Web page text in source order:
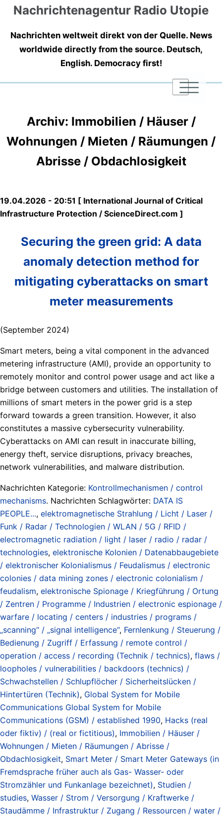
Nachrichtenagentur Radio Utopie
Nachrichten weltweit direkt von der Quelle. News
worldwide directly from the source. Deutsch,
English. Democracy first!
|
|
|
Archiv: Immobilien / Häuser /
Wohnungen / Mieten / Räumungen /
Abrisse / Obdachlosigkeit
19.04.2026 - 20:51 [ International Journal of Critical
Infrastructure Protection / ScienceDirect.com ]
Securing the green grid: A data
anomaly detection method for
mitigating cyberattacks on smart
meter measurements
(September 2024)
Smart meters, being a vital component in the advanced
metering infrastructure (AMI), provide an opportunity to
remotely monitor and control power usage and act like a
bridge between customers and utilities. The installation of
millions of smart meters in the power grid is a step
forward towards a green transition. However, it also
constitutes a massive cybersecurity vulnerability.
Cyberattacks on AMI can result in inaccurate billing,
energy theft, service disruptions, privacy breaches,
network vulnerabilities, and malware distribution.
Nachrichten Kategorie: Kontrollmechanismen / control
mechanisms. Nachrichten Schlagwörter: DATA IS
PEOPLE..., elektromagnetische Strahlung / Licht / Laser /
Funk / Radar / Technologien / WLAN / 5G / RFID /
electromagnetic radiation / light / laser / radio / radar /
technologies, elektronische Kolonien / Datenabbaugebiete
/ elektronischer Kolonialismus / Feudalismus / electronic
colonies / data mining zones / electronic colonialism /
feudalism, elektronische Spionage / Kriegführung / Ortung
/ Zentren / Programme / Industrien / electronic espionage /
warfare / locating / centers / industries / programs /
„scanning“ / „signal intelligence“, Fernlenkung / Steuerung /
Bedienung / Zugriff / Erfassung / remote control /
operation / access / recording (Technik / technics), flaws /
loopholes / vulnerabilities / backdoors (technics) /
Schwachstellen / Schlupflöcher / Sicherheitslücken /
Hintertüren (Technik), Global System for Mobile
Communications Global System for Mobile
Communications (GSM) / established 1990, Hacks (real
oder fiktiv) / (real or fictitious), Immobilien / Häuser /
Wohnungen / Mieten / Räumungen / Abrisse /
Obdachlosigkeit, Smart Meter / Smart Meter Gateways (in
Fremdsprache früher auch als Gas- Wasser- oder
Stromzähler und Funkanlage bezeichnet), Studien /
studies, Wasser / Strom / Versorgung / Kraftwerke /
Staudämme / Infrastruktur / Zugang / Ressourcen / water /